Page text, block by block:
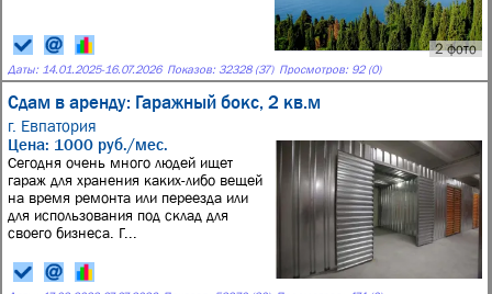
2 фото
Даты: 14.01.2025-16.07.2026 Показов: 32328 (37) Просмотров: 92 (0)
Сдам в аренду: Гаражный бокс, 2 кв.м
г. Евпатория
Цена: 1000 руб./мес.
Сегодня очень много людей ищет
гараж для хранения каких-либо вещей
на время ремонта или переезда или
для использования под склад для
своего бизнеса. Г...